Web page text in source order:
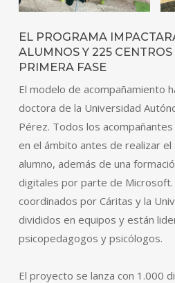
EL PROGRAMA
ALUMNOS Y 225
PRIMERA FASE
El modelo de acompañamiento
doctora de la Universidad
Pérez. Todos los
en el ámbito antes de realizar el
alumno, además de una
digitales por parte de
coordinados por Cáritas y la
divididos en equipos y están
psicopedagogos y psicólogos.
El proyecto se lanza con 1.000